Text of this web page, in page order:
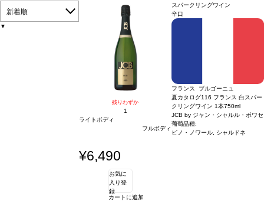
新着順
▼
残りわずか
1
ライトボディ
フルボディ
スパークリングワイン
辛口
フランス ブルゴーニュ
夏カタログ116 フランス 白スパー
クリングワイン 1本750ml
JCB by ジャン・シャルル・ボワセ
葡萄品種:
ピノ・ノワール, シャルドネ
¥6,490
お気に
入り登
録
カートに追加